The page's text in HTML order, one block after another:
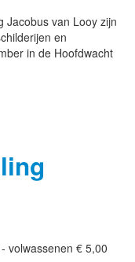
Jacobus van Looy zijn
en
in de Hoofdwacht
volwassenen € 5,00